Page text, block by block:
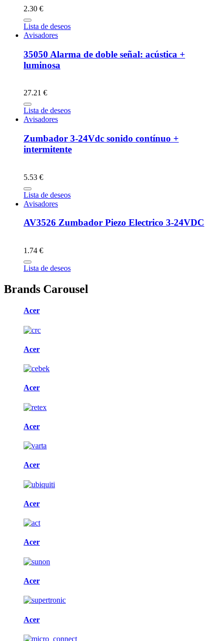
2.30 €
Lista de deseos
Avisadores
35050 Alarma de doble señal: acústica +
luminosa
27.21 €
Lista de deseos
Avisadores
Zumbador 3-24Vdc sonido contínuo +
intermitente
5.53 €
Lista de deseos
Avisadores
AV3526 Zumbador Piezo Electrico 3-24VDC
1.74 €
Lista de deseos
Brands Carousel
Acer
Acer
Acer
Acer
Acer
Acer
Acer
Acer
Acer